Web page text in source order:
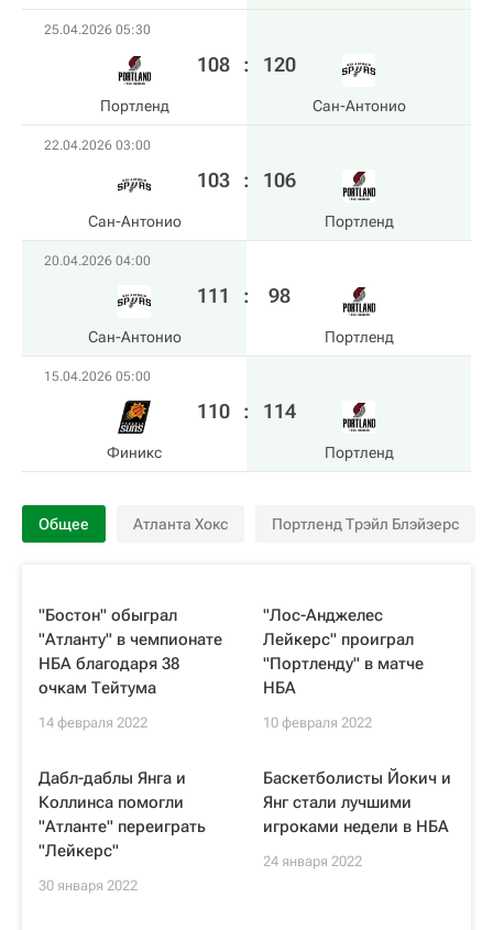
25.04.2026 05:30
Портленд
108 : 120
Сан-Антонио
22.04.2026 03:00
Сан-Антонио
103 : 106
Портленд
20.04.2026 04:00
Сан-Антонио
111 : 98
Портленд
15.04.2026 05:00
Финикс
110 : 114
Портленд
Общее Атланта Хокс Портленд Трэйл Блэйзерс
"Бостон" обыграл
"Атланту" в чемпионате
НБА благодаря 38
очкам Тейтума
14 февраля 2022
"Лос-Анджелес
Лейкерс" проиграл
"Портленду" в матче
НБА
10 февраля 2022
Дабл-даблы Янга и
Коллинса помогли
"Атланте" переиграть
"Лейкерс"
30 января 2022
Баскетболисты Йокич и
Янг стали лучшими
игроками недели в НБА
24 января 2022